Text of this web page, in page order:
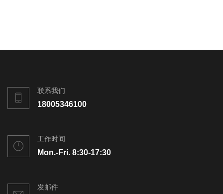
联系我们
18005346100
工作时间
Mon.-Fri. 8:30-17:30
发邮件